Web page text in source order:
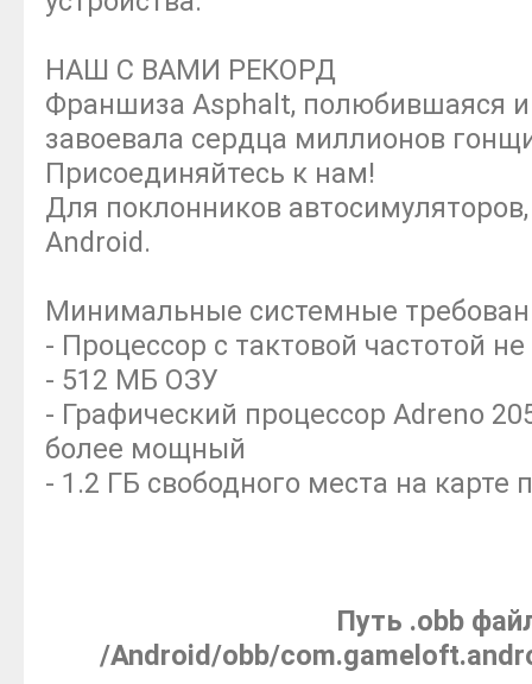
НАШ С ВАМИ РЕКОРД
Франшиза Asphalt, полюбившаяся
завоевала сердца миллионов
Присоединяйтесь к нам!
Для поклонников
Android.
Минимальные системные
- Процессор с тактовой частотой
- 512 МБ ОЗУ
- Графический процессор Adreno
более мощный
- 1.2 ГБ свободного места на карте
Путь .obb
/Android/obb/